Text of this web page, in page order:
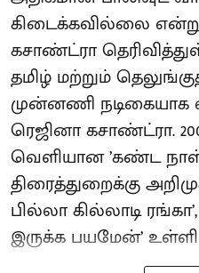
கிடைக்கவில்லை
கசாண்ட்ரா
தமிழ் மற்றும்
முன்னணி நடிகையாக
ரெஜினா கசாண்ட்ரா.
வெளியான ’கண்ட நாள்
திரைத்துறைக்கு
பில்லா கில்லாடி
இருக்க பயமேன்’